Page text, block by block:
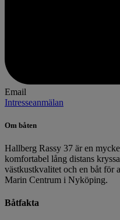
Email
Intresseanmälan
Om båten
Hallberg Rassy 37 är en
komfortabel lång distans
västkustkvalitet och en båt för
Marin Centrum i Nyköping.
Båtfakta